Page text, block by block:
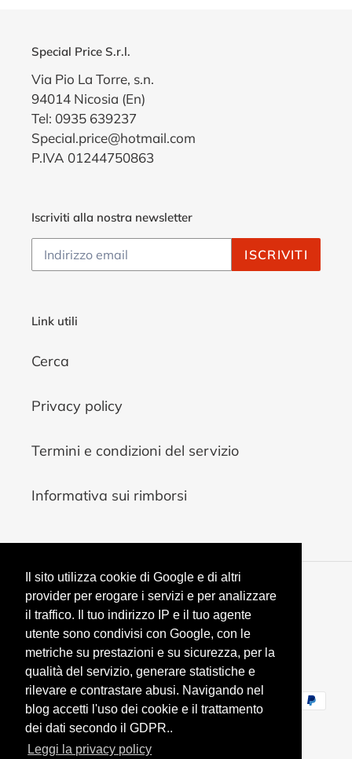
Il sito utilizza cookie di Google e di altri
provider per erogare i servizi e per analizzare
il traffico. Il tuo indirizzo IP e il tuo agente
utente sono condivisi con Google, con le
metriche su prestazioni e su sicurezza, per la
qualità del servizio, generare statistiche e
rilevare e contrastare abusi. Navigando nel
blog accetti l'uso dei cookie e il trattamento
dei dati secondo il GDPR..
Leggi la privacy policy
Special Price S.r.l.
Via Pio La Torre, s.n.
94014 Nicosia (En)
Tel: 0935 639237
Special.price@hotmail.com
P.IVA 01244750863
Iscriviti alla nostra newsletter
ISCRIVITI
Link utili
Cerca
Privacy policy
Termini e condizioni del servizio
Informativa sui rimborsi
V
A
L
U
T
A
EUR €
FacebookInstagram
YouTube
Metodi
di